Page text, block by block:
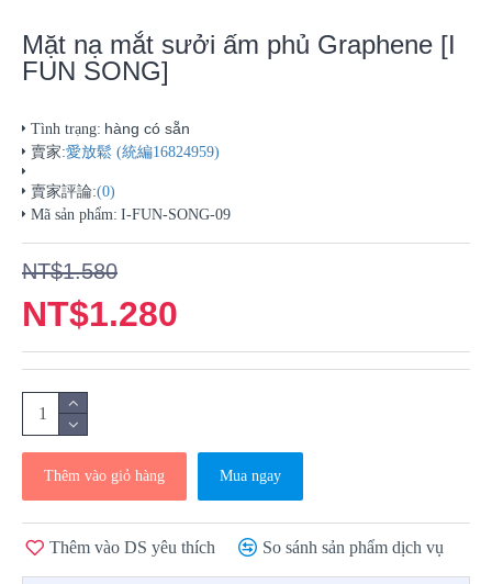
Mặt nạ mắt sưởi ấm phủ Graphene [I
FUN SONG]
Tình trạng: hàng có sẵn
賣家:愛放鬆 (統編16824959)
賣家評論:(0)
Mã sản phẩm: I-FUN-SONG-09
NT$1.280
NT$1.580
Thêm vào giỏ hàng Mua ngay
Thêm vào DS yêu thích So sánh sản phẩm dịch vụ